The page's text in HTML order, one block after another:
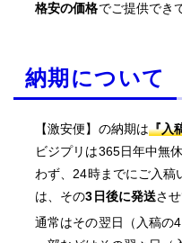
格安の価格でご提供でき
納期について
【激安便】の納期は『入
ビジプリは365日年中無
わず、24時までにご入稿
は、その3日後に発送さ
通常はその翌日（入稿の